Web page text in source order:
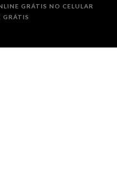
GRÁTIS NO CELULAR
GRÁTIS